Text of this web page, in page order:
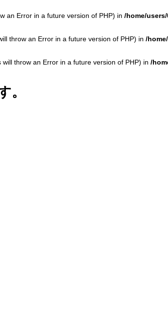
an Error in a future version of PHP) in /home/
throw an Error in a future version of PHP) in /
throw an Error in a future version of PHP) in /
。